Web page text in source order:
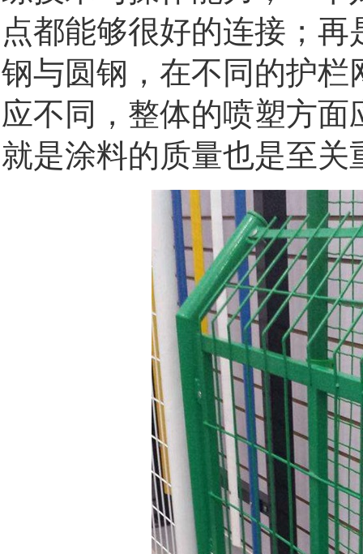
点都能够很好的连接；
钢与圆钢，在不同的护
应不同，整体的喷塑方
就是涂料的质量也是至关